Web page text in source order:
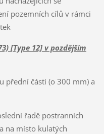
pozemních cílů v rámci
[Type 12]v pozdějším
přední části (o 300 mm) a
řadě postranních
na místo kulatých